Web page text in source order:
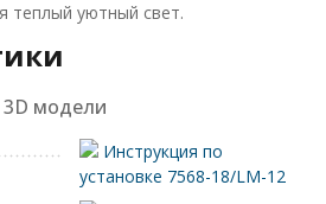
теплый уютный свет.
модели
Инструкция по
установке 7568-18/LM-12